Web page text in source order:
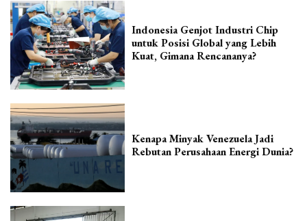
Indonesia Genjot Industri Chip
untuk Posisi Global yang Lebih
Kuat, Gimana Rencananya?
Kenapa Minyak Venezuela Jadi
Rebutan Perusahaan Energi Dunia?